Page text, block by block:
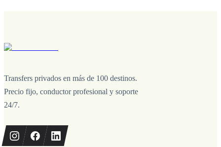
Transfers privados en más de 100 destinos.
Precio fijo, conductor profesional y soporte
24/7.